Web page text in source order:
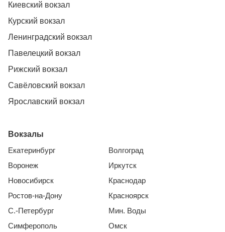
Киевский вокзал
Курский вокзал
Ленинградский вокзал
Павелецкий вокзал
Рижский вокзал
Савёловский вокзал
Ярославский вокзал
Вокзалы
Екатеринбург
Воронеж
Новосибирск
Ростов-на-Дону
С.-Петербург
Симферополь
Волгоград
Иркутск
Краснодар
Красноярск
Мин. Воды
Омск